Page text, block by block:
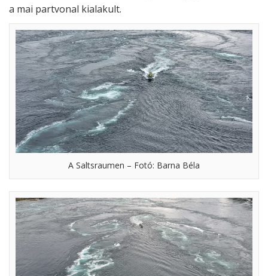
a mai partvonal kialakult.
A Saltsraumen – Fotó: Barna Béla